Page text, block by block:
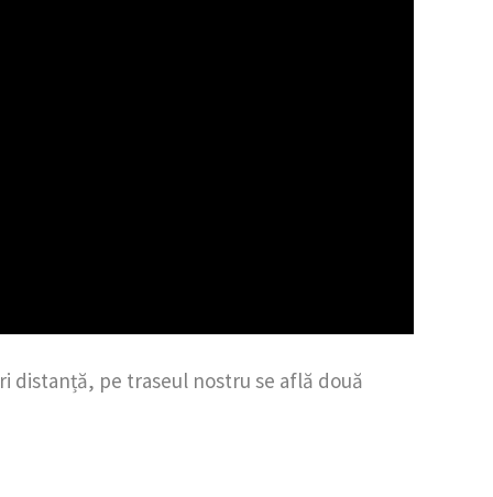
distanță, pe traseul nostru se află două